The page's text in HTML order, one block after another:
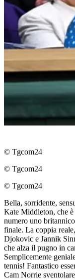
© Tgcom24
© Tgcom24
© Tgcom24
Bella, sorridente,
Kate Middleton, che
numero uno
finale. La coppia
Djokovic e Jannik
che alza il pugno in
Semplicemente
tennis! Fantastico
Cam Norrie